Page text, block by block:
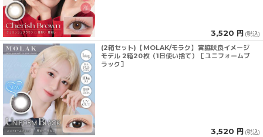
3,520 円 (税込)
(2箱セット)【MOLAK/モラク】宮脇咲良イメージ
モデル 2箱20枚（1日使い捨て）［ユニフォームブ
ラック］
3,520 円 (税込)